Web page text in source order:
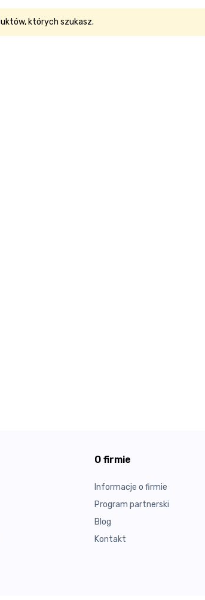
których szukasz.
O firmie
Informacje o firmie
Program partnerski
Blog
Kontakt